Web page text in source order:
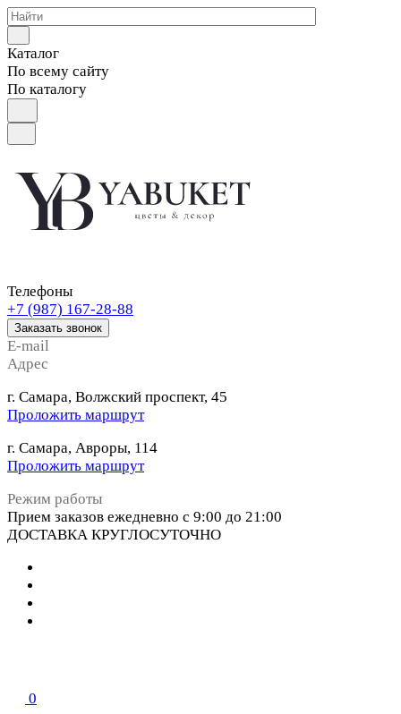
Каталог
По всему сайту
По каталогу
Телефоны
+7 (987) 167-28-88
Заказать звонок
E-mail
Адрес
г. Самара, Волжский проспект, 45
Проложить маршрут
г. Самара, Авроры, 114
Проложить маршрут
Режим работы
Прием заказов ежедневно с 9:00 до 21:00
ДОСТАВКА КРУГЛОСУТОЧНО
0